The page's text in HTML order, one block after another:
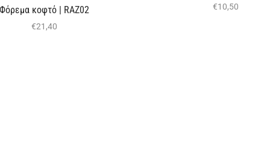
Φόρεμα κοφτό | RAZ02
€21,40
€10,50